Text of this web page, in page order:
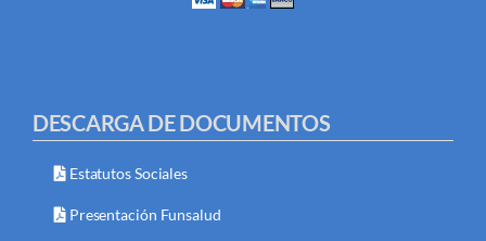
DESCARGA DE DOCUMENTOS
Estatutos Sociales
Presentación Funsalud